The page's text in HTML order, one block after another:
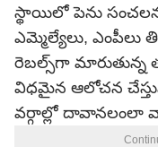
స్థాయిలో పెను
ఎమ్మెల్యేలు, ఎంపీలు
రెబల్స్‌గా
విధమైన ఆలోచన
వర్గాల్లో దావానలంలా